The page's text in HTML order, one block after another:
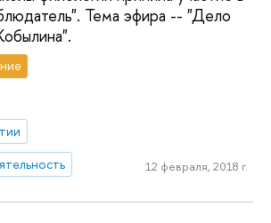
Тема эфира -- "Дело
12 февраля, 2018 г.